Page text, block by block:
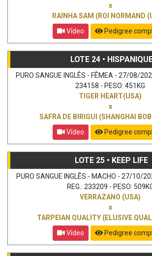
x
RAINHA SAM (ROI NORMAND
Vídeo
Pedigree
LOTE 24 •
PURO SANGUE INGLÊS - FÊMEA - 27/08/
234158 - PESO: 451KG
TIGER HEART(USA)
x
SAFRA DE BIRIGUI (SHANGHAI
Vídeo
Pedigree
LOTE 25 • KEEP LIFE
PURO SANGUE INGLÊS - MACHO - 27/10/
REG.: 233209 - PESO:
VERRAZANO (USA)
x
TARPEIAN QUALITY (ELUSIVE
Vídeo
Pedigree